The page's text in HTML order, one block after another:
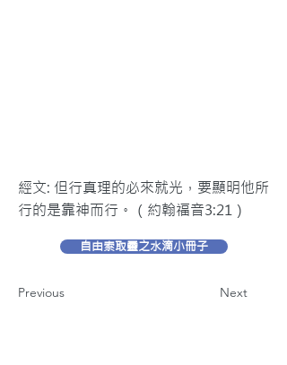
經文: 但行真理的必來就光，要顯明他所
行的是靠神而行。（約翰福音3:21）
自由索取靈之水滴小冊子
Previous Next